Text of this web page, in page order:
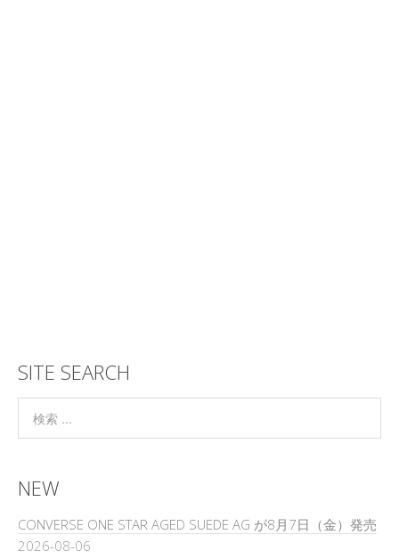
SITE SEARCH
NEW
CONVERSE ONE STAR AGED SUEDE AG が8月7日（金）発売
2026-08-06